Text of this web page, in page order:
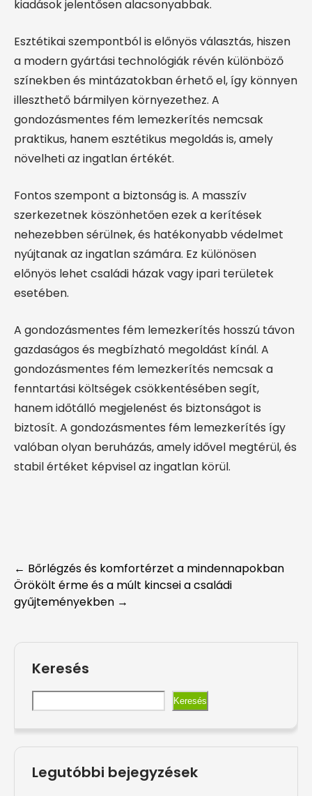
kiadások jelentősen alacsonyabbak.
Esztétikai szempontból is előnyös választás, hiszen
a modern gyártási technológiák révén különböző
színekben és mintázatokban érhető el, így könnyen
illeszthető bármilyen környezethez. A
gondozásmentes fém lemezkerítés nemcsak
praktikus, hanem esztétikus megoldás is, amely
növelheti az ingatlan értékét.
Fontos szempont a biztonság is. A masszív
szerkezetnek köszönhetően ezek a kerítések
nehezebben sérülnek, és hatékonyabb védelmet
nyújtanak az ingatlan számára. Ez különösen
előnyös lehet családi házak vagy ipari területek
esetében.
A gondozásmentes fém lemezkerítés hosszú távon
gazdaságos és megbízható megoldást kínál. A
gondozásmentes fém lemezkerítés nemcsak a
fenntartási költségek csökkentésében segít,
hanem időtálló megjelenést és biztonságot is
biztosít. A gondozásmentes fém lemezkerítés így
valóban olyan beruházás, amely idővel megtérül, és
stabil értéket képvisel az ingatlan körül.
Post
navigation
← Bőrlégzés és komfortérzet a mindennapokban
Örökölt érme és a múlt kincsei a családi
gyűjteményekben →
Keresés
Keresés
Legutóbbi bejegyzések